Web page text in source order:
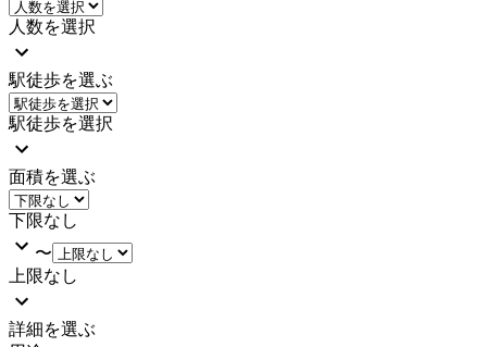
人数を選択
駅徒歩を選ぶ
駅徒歩を選択
面積を選ぶ
下限なし
〜
上限なし
詳細を選ぶ